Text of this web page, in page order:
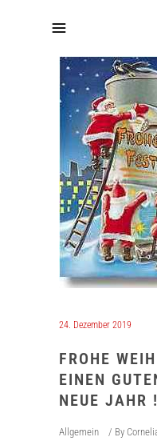
24. Dezember 2019
FROHE
EINEN
NEUE JAHR !
Allgemein By